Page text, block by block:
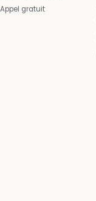
Appel gratuit